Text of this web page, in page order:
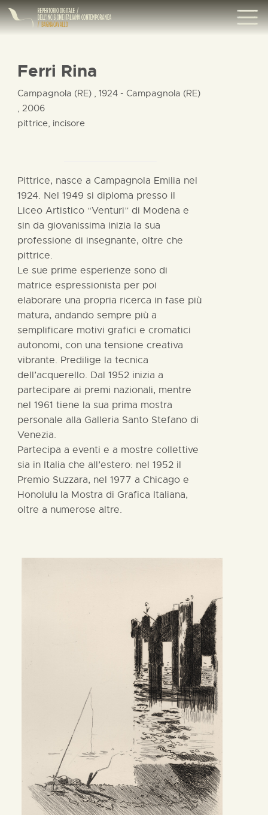
Ferri Rina
Campagnola (RE) , 1924 - Campagnola (RE)
, 2006
pittrice, incisore
Pittrice, nasce a Campagnola Emilia nel
1924. Nel 1949 si diploma presso il
Liceo Artistico “Venturi” di Modena e
sin da giovanissima inizia la sua
professione di insegnante, oltre che
pittrice.
Le sue prime esperienze sono di
matrice espressionista per poi
elaborare una propria ricerca in fase più
matura, andando sempre più a
semplificare motivi grafici e cromatici
autonomi, con una tensione creativa
vibrante. Predilige la tecnica
dell’acquerello. Dal 1952 inizia a
partecipare ai premi nazionali, mentre
nel 1961 tiene la sua prima mostra
personale alla Galleria Santo Stefano di
Venezia.
Partecipa a eventi e a mostre collettive
sia in Italia che all’estero: nel 1952 il
Premio Suzzara, nel 1977 a Chicago e
Honolulu la Mostra di Grafica Italiana,
oltre a numerose altre.